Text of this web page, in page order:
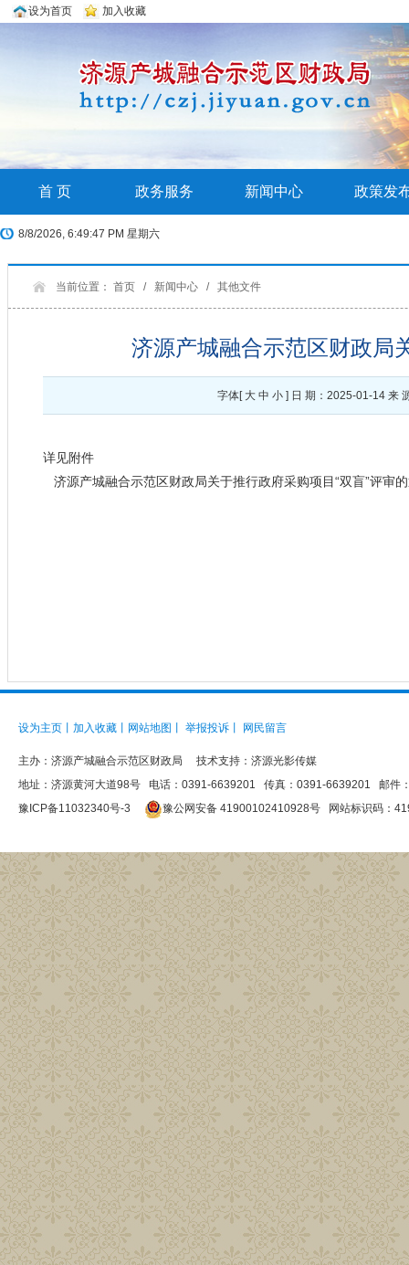
设为首页 加入收藏
首 页 政务服务 新闻中心 政策发
8/8/2026, 6:49:48 PM 星期六
当前位置： 首页 / 新闻中心 / 其他文件
济源产城融合示范区财政局
字体[ 大 中 小] 日 期：2025-01-14 来
详见附件
济源产城融合示范区财政局关于推行政府采购项目“双盲”评审
设为主页 加入收藏 网站地图 举报投诉 网民留言
主办： 济源产城融合示范区财政局 技术支持：济源光影传媒
地址：济源黄河大道98号 电话：0391-6639201 传真：0391-6639201 邮件
豫ICP备11032340号-3
豫公网安备 41900102410928号 网站标识码：